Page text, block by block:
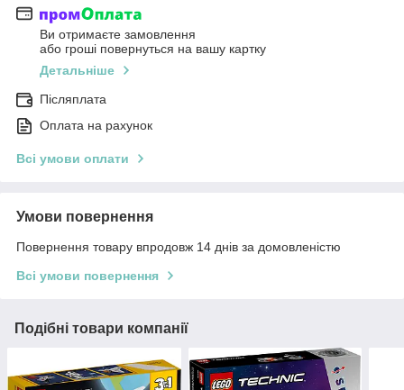
Ви отримаєте замовлення
або гроші повернуться на вашу картку
Детальніше
Післяплата
Оплата на рахунок
Всі умови оплати
Умови повернення
Повернення товару впродовж 14 днів за домовленістю
Всі умови повернення
Подібні товари компанії